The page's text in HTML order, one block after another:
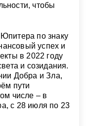
чтобы
по знаку
успех и
в 2022 году
и созидания.
Добра и Зла,
пути
числе – в
с 28 июля по 23